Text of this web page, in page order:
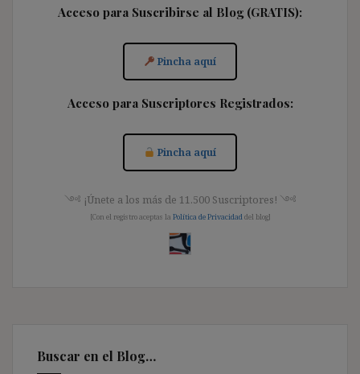
Acceso para Suscribirse al Blog (GRATIS):
Pincha aquí
Acceso para Suscriptores Registrados:
Pincha aquí
༺ ¡Únete a los más de 11.500 Suscriptores! ༺
[Con el registro aceptas la Política de Privacidad del blog]
Buscar en el Blog…